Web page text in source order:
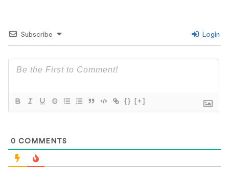
Subscribe Login
{} [+]
0 COMMENTS